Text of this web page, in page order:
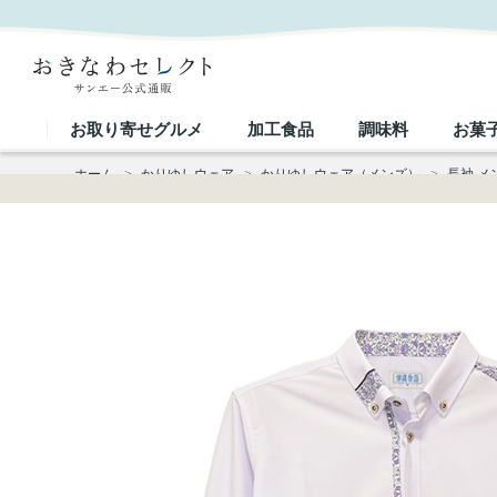
お取り寄せグルメ 加工食品 調味料 お菓
ホーム > かりゆしウェア > かりゆしウェア（メンズ） > 長袖 メ